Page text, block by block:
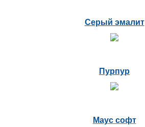
Серый эмалит
Пурпур
Маус софт